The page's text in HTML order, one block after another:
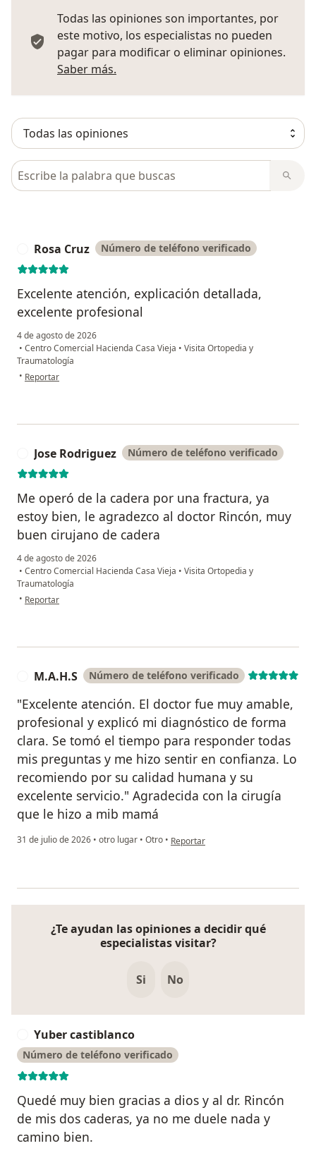
Todas las opiniones son importantes, por
este motivo, los especialistas no pueden
pagar para modificar o eliminar opiniones.
Saber más.
Busca en opiniones
Rosa Cruz Número de teléfono verificado
Excelente atención, explicación detallada,
excelente profesional
4 de agosto de 2026
• Centro Comercial Hacienda Casa Vieja • Visita Ortopedia y
Traumatología
• en opinión del usuario Rosa Cruz
Reportar
Jose Rodriguez Número de teléfono verificado
Me operó de la cadera por una fractura, ya
estoy bien, le agradezco al doctor Rincón, muy
buen cirujano de cadera
4 de agosto de 2026
• Centro Comercial Hacienda Casa Vieja • Visita Ortopedia y
Traumatología
• en opinión del usuario Jose Rodriguez
Reportar
M.A.H.S Número de teléfono verificado
"Excelente atención. El doctor fue muy amable,
profesional y explicó mi diagnóstico de forma
clara. Se tomó el tiempo para responder todas
mis preguntas y me hizo sentir en confianza. Lo
recomiendo por su calidad humana y su
excelente servicio." Agradecida con la cirugía
que le hizo a mib mamá
31 de julio de 2026 • otro lugar • Otro • en opinión del usuario M.A.H.S
Reportar
¿Te ayudan las opiniones a decidir qué
especialistas visitar?
Si No
Yuber castiblanco
Número de teléfono verificado
Quedé muy bien gracias a dios y al dr. Rincón
de mis dos caderas, ya no me duele nada y
camino bien.